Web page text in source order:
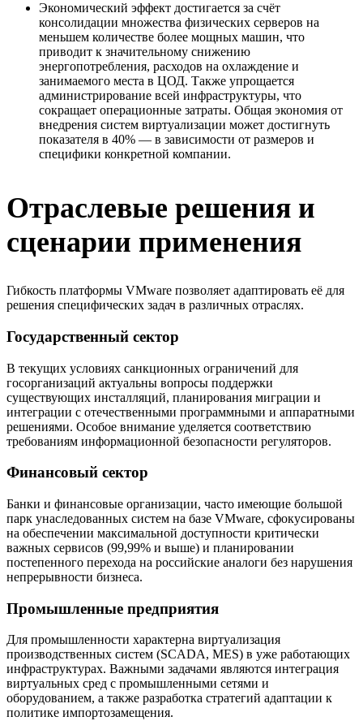
Экономический эффект достигается за счёт
консолидации множества физических серверов на
меньшем количестве более мощных машин, что
приводит к значительному снижению
энергопотребления, расходов на охлаждение и
занимаемого места в ЦОД. Также упрощается
администрирование всей инфраструктуры, что
сокращает операционные затраты. Общая экономия от
внедрения систем виртуализации может достигнуть
показателя в 40% — в зависимости от размеров и
специфики конкретной компании.
Отраслевые решения и
сценарии применения
Гибкость платформы VMware позволяет адаптировать её для
решения специфических задач в различных отраслях.
Государственный сектор
В текущих условиях санкционных ограничений для
госорганизаций актуальны вопросы поддержки
существующих инсталляций, планирования миграции и
интеграции с отечественными программными и аппаратными
решениями. Особое внимание уделяется соответствию
требованиям информационной безопасности регуляторов.
Финансовый сектор
Банки и финансовые организации, часто имеющие большой
парк унаследованных систем на базе VMware, сфокусированы
на обеспечении максимальной доступности критически
важных сервисов (99,99% и выше) и планировании
постепенного перехода на российские аналоги без нарушения
непрерывности бизнеса.
Промышленные предприятия
Для промышленности характерна виртуализация
производственных систем (SCADA, MES) в уже работающих
инфраструктурах. Важными задачами являются интеграция
виртуальных сред с промышленными сетями и
оборудованием, а также разработка стратегий адаптации к
политике импортозамещения.